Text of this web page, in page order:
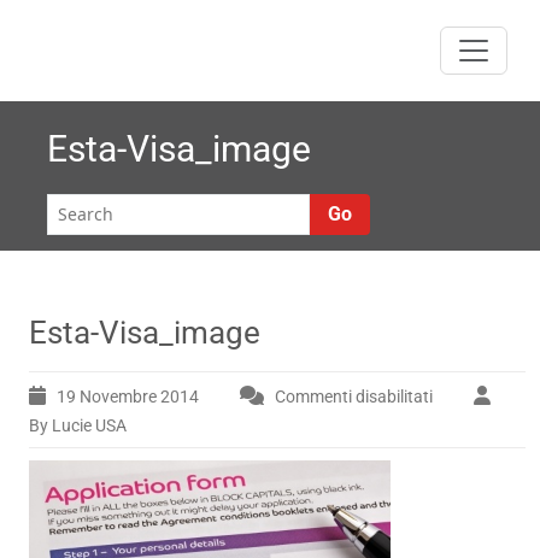
Esta-Visa_image
Go
Esta-Visa_image
19 Novembre 2014 Commenti disabilitatisu
By Lucie USA